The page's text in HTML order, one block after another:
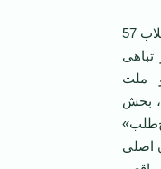
«فکر» و ایدئولوژی انقلاب 57
تباهی
ملت
بخش
اصلی